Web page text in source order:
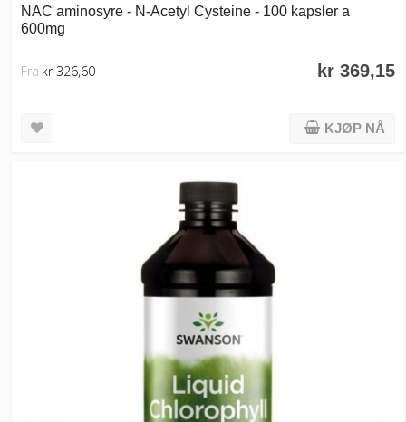
NAC aminosyre - N-Acetyl Cysteine - 100 kapsler a
600mg
kr 369,15
Fra kr 326,60
KJØP NÅ